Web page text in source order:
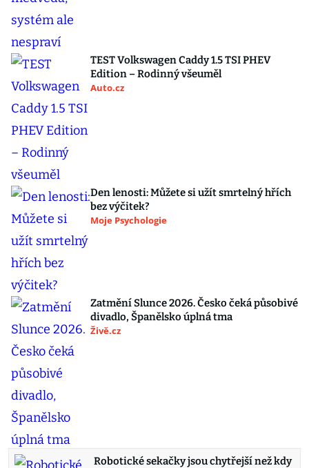
TEST Volkswagen Caddy 1.5 TSI PHEV
Edition – Rodinný všeuměl
Auto.cz
Den lenosti: Můžete si užít smrtelný hřích
bez výčitek?
Moje Psychologie
Zatmění Slunce 2026. Česko čeká působivé
divadlo, Španělsko úplná tma
Živě.cz
Robotické sekačky jsou chytřejší než kdy